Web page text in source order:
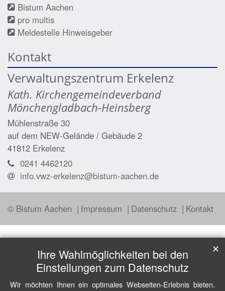
Bistum Aachen
pro multis
Meldestelle Hinweisgeber
Kontakt
Verwaltungszentrum Erkelenz
Kath. Kirchengemeindeverband
Mönchengladbach-Heinsberg
Mühlenstraße 30
auf dem NEW-Gelände / Gebäude 2
41812 Erkelenz
0241 4462120
info.vwz-erkelenz@bistum-aachen.de
© Bistum Aachen Impressum Datenschutz Kontakt
Ihre Wahlmöglichkeiten bei den
Einstellungen zum Datenschutz
Wir möchten Ihnen ein optimales Webseiten-Erlebnis bieten.
✕